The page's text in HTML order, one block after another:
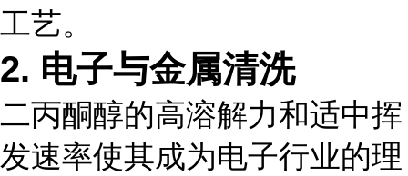
工艺。
2. 电子与金属清洗
二丙酮醇的高溶解力和适中挥
发速率使其成为电子行业的理